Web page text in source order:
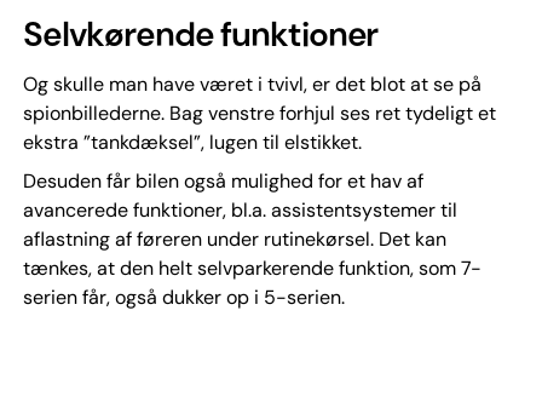
Selvkørende funktioner
Og skulle man have været i tvivl, er det blot at se på
spionbillederne. Bag venstre forhjul ses ret tydeligt et
ekstra ”tankdæksel”, lugen til elstikket.
Desuden får bilen også mulighed for et hav af
avancerede funktioner, bl.a. assistentsystemer til
aflastning af føreren under rutinekørsel. Det kan
tænkes, at den helt selvparkerende funktion, som 7-
serien får, også dukker op i 5-serien.